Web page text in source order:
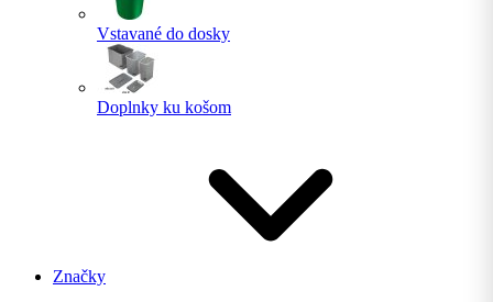
Vstavané do dosky
Doplnky ku košom
Značky